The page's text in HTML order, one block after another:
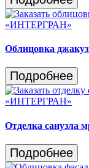
Облицовка
Подробнее
Отделка санузла
Подробнее